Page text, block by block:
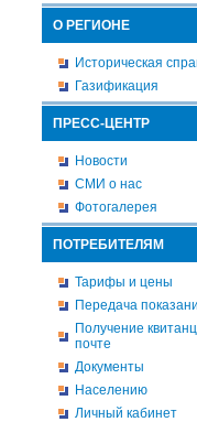
О РЕГИОНЕ
Историческая
Газификация
ПРЕСС-ЦЕНТР
Новости
СМИ о нас
Фотогалерея
ПОТРЕБИТЕЛЯМ
Тарифы и цены
Передача
Получение
почте
Документы
Населению
Личный кабинет